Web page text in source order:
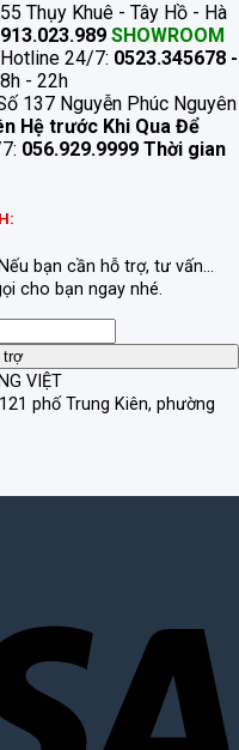
Thụy Khuê - Tây Hồ - Hà
SHOWROOM
24/7: 0523.345678 -
- 22h
137 Nguyễn Phúc Nguyên
Hệ trước Khi Qua Để
056.929.9999 Thời gian
Nếu bạn cần hỗ trợ, tư vấn...
cho bạn ngay nhé.
VIỆT
phố Trung Kiên, phường